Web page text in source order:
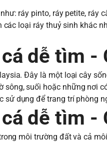
ráy pinto, ráy petite, ráy
loại ráy thuỷ sinh khác
dễ tìm -
Đây là một loại cây
sông, suối hoặc những nơi
dụng để trang trí phòng
dễ tìm -
môi trường đất và cả